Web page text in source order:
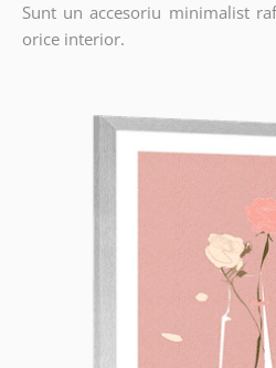
Sunt un accesoriu minimalist
orice interior.